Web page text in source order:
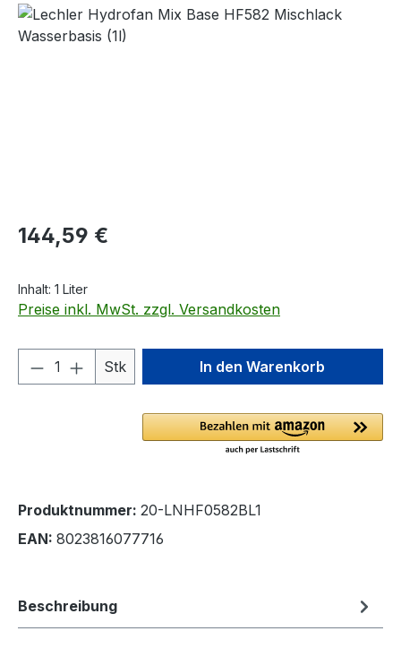
Bildergalerie überspringen
Regulärer Preis:
144,59 €
Inhalt: 1 Liter
Preise inkl. MwSt. zzgl. Versandkosten
Produkt Anzahl: Gib den
Stk In den Warenkorb
Produktnummer: 20-LNHF0582BL1
EAN: 8023816077716
Beschreibung